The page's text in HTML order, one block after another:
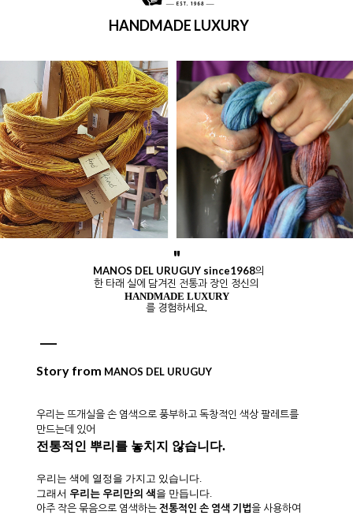
HANDMADE LUXURY
"
MANOS DEL URUGUY since1968의
한 타래 실에 담겨진 전통과 장인 정신의
HANDMADE LUXURY
를 경험하세요.
Story from MANOS DEL URUGUY
우리는 뜨개실을 손 염색으로 풍부하고 독창적인 색상 팔레트를
만드는데 있어
전통적인 뿌리를 놓치지 않습니다.
우리는 색에 열정을 가지고 있습니다.
그래서 우리는 우리만의 색 을 만듭니다.
아주 작은 묶음으로 염색하는전통적인 손 염색 기법을 사용하여